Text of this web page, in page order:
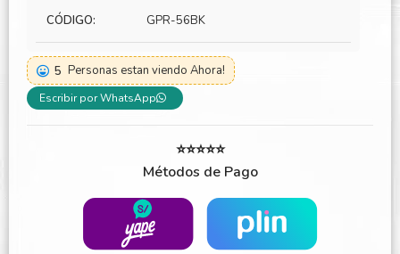
CÓDIGO: GPR-56BK
5 Personas estan viendo Ahora!
Escribir por WhatsApp
⭐⭐⭐⭐⭐
Métodos de Pago